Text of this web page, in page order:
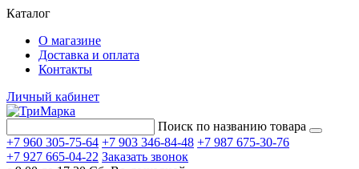
Каталог
О магазине
Доставка и оплата
Контакты
Личный кабинет
Поиск по названию товара
+7 960 305-75-64 +7 903 346-84-48 +7 987 675-30-76
+7 927 665-04-22 Заказать звонок